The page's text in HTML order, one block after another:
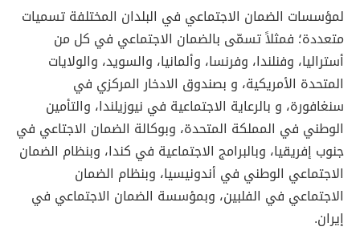
لمؤسسات الضمان الاجتماعي في البلدان المختلفة تسميات
متعددة؛ فمثلاً تسمّى بالضمان الاجتماعي في كل من
أستراليا، وفنلندا، وفرنسا، وألمانيا، والسويد، والولايات
المتحدة الأمريكية، و بصندوق الادخار المركزي في
سنغافورة، و بالرعاية الاجتماعية في نيوزيلندا، والتأمين
الوطني في المملكة المتحدة، وبوكالة الضمان الاجتاعي في
جنوب إفريقيا، وبالبرامج الاجتماعية في كندا، وبنظام الضمان
الاجتماعي الوطني في أندونيسيا، وبنظام الضمان
الاجتماعي في الفلبين، وبمؤسسة الضمان الاجتماعي في
إيران.